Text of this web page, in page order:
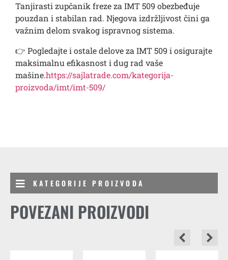
Tanjirasti zupčanik freze za IMT 509 obezbeđuje
pouzdan i stabilan rad. Njegova izdržljivost čini ga
važnim delom svakog ispravnog sistema.
👉 Pogledajte i ostale delove za IMT 509 i osigurajte
maksimalnu efikasnost i dug rad vaše
mašine.https://sajlatrade.com/kategorija-
proizvoda/imt/imt-509/
KATEGORIJE PROIZVODA
POVEZANI PROIZVODI